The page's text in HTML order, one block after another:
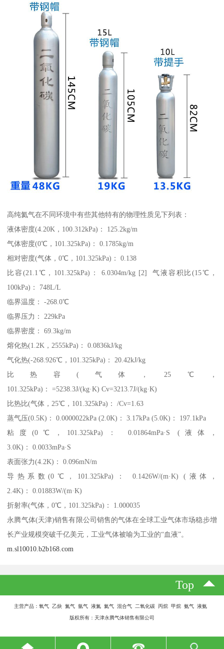
高纯氦气在不同环境中有些其他特有的物理性质见下列表：
液体密度(4.20K，100.312kPa)： 125.2kg/m
气体密度(0℃，101.325kPa)： 0.1785kg/m
相对密度(气体，0℃，101.325kPa)： 0.138
比容(21.1℃，101.325kPa)： 6.0304m/kg [2] 气液容积比(15℃，
100kPa)： 748L/L
临界温度： -268.0℃
临界压力： 229kPa
临界密度： 69.3kg/m
熔化热(1.2K，2555kPa)： 0.0836kJ/kg
气化热(-268.926℃，101.325kPa)： 20.42kJ/kg
比热容(气体，25℃，
101.325kPa)： =5238.3J/(kg·K) Cv=3213.7J/(kg·K)
比热比(气体，25℃，101.325kPa)： /Cv=1.63
蒸气压(0.5K)： 0.0000022kPa (2.0K)： 3.17kPa (5.0K)： 197.1kPa
粘度(0℃，101.325kPa)： 0.01864mPa·S (液体，
3.0K)： 0.0033mPa·S
表面张力(4.2K)： 0.096mN/m
导热系数(0℃，101.325kPa)： 0.1426W/(m·K) (液体，
2.4K)： 0.01883W/(m·K)
折射率(气体，0℃，101.325kPa)： 1.000035
永腾气体(天津)销售有限公司销售的气体在全球工业气体市场稳步增
长产业规模突破千亿美元，工业气体被喻为工业的“血液”。
m.sl10010.b2b168.com
Top
主营产品：氧气 乙炔 氮气 氩气 液氮 氦气 混合气 二氧化碳 丙烷 甲烷 氨气 液氨
版权所有：天津永腾气体销售有限公司